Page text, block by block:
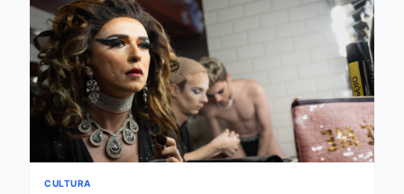
CULTURA